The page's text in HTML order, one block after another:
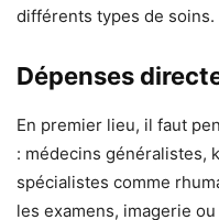
différents types de soins.
Dépenses
En premier lieu, il faut
: médecins généralistes,
spécialistes comme
les examens, imagerie